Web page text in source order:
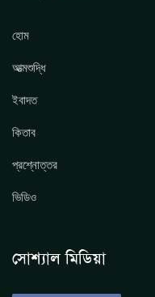
হোম
আত্মশুদ্ধি
ইবাদত
কিতাব
প্রশ্নোত্তর
ভিডিও
সোশ্যাল মিডিয়া